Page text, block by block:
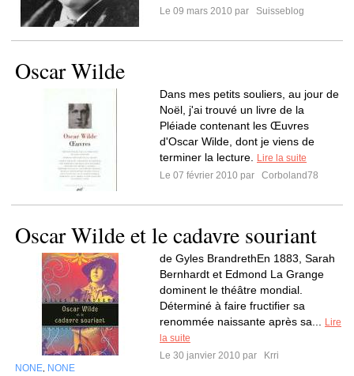
Le 09 mars 2010 par
Suisseblog
Oscar Wilde
Dans mes petits souliers, au jour de
Noël, j'ai trouvé un livre de la
Pléiade contenant les Œuvres
d'Oscar Wilde, dont je viens de
terminer la lecture.
Lire la suite
Le 07 février 2010 par
Corboland78
Oscar Wilde et le cadavre souriant
de Gyles BrandrethEn 1883, Sarah
Bernhardt et Edmond La Grange
dominent le théâtre mondial.
Déterminé à faire fructifier sa
renommée naissante après sa...
Lire
la suite
Le 30 janvier 2010 par
Krri
NONE NONE